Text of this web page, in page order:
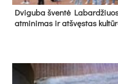
Dvi­gu­ba šven­tė
at­mi­ni­mas ir at­švęs­tas